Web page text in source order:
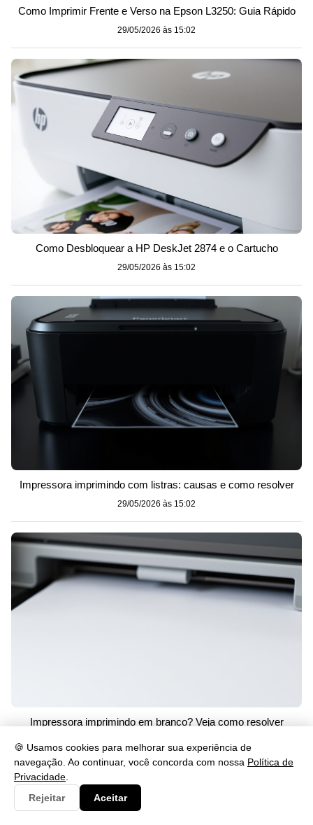
🍪 Usamos cookies para melhorar sua experiência de
navegação. Ao continuar, você concorda com nossa Política de
Privacidade
Rejeitar
Aceitar
Como Imprimir Frente e Verso na Epson L3250: Guia Rápido
29/05/2026 às 15:02
Como Desbloquear a HP DeskJet 2874 e o Cartucho
29/05/2026 às 15:02
Impressora imprimindo com listras: causas e como resolver
29/05/2026 às 15:02
Impressora imprimindo em branco? Veja como resolver